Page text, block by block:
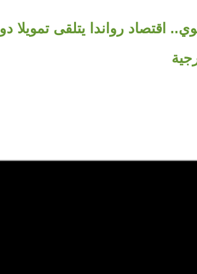
اقتصاد رواندا يتلقى تمويلا